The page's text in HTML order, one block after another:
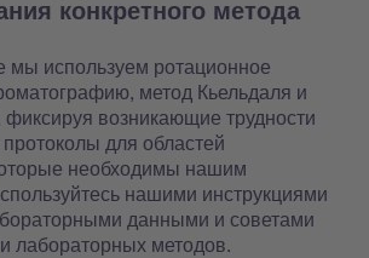
конкретного метода
мы используем ротационное
метод Кьельдаля и
фиксируя возникающие трудности
для областей
необходимы нашим
нашими инструкциями
данными и советами
лабораторных методов.